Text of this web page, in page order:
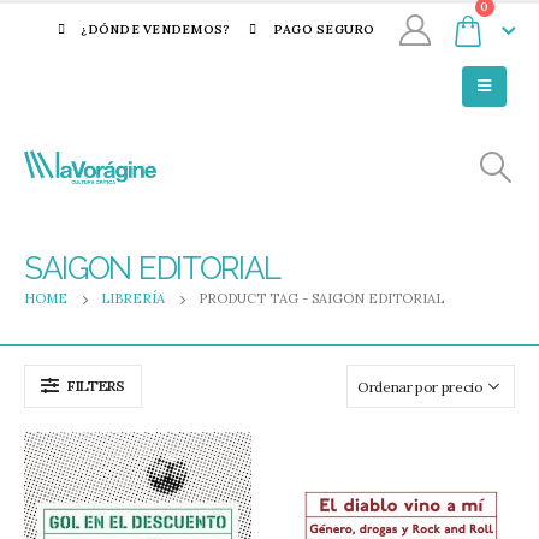
¿DÓNDE VENDEMOS? PAGO SEGURO
0
SAIGON EDITORIAL
HOME LIBRERÍA PRODUCT TAG - SAIGON EDITORIAL
FILTERS